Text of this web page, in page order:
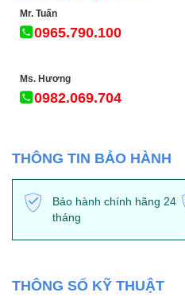
Mr. Tuấn
0965.790.100
Ms. Hương
0982.069.704
THÔNG TIN BẢO HÀNH
Bảo hành chính hãng 24
tháng
THÔNG SỐ KỸ THUẬT